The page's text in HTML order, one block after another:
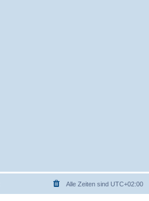
Alle Zeiten sind UTC+02:00